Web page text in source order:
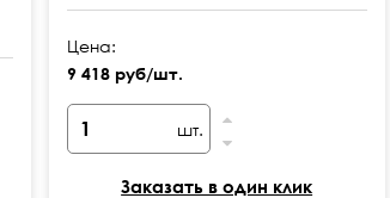
Цена:
9 418 руб/шт.
шт.
Заказать в один клик